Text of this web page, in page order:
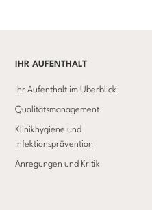
IHR AUFENTHALT
Ihr Aufenthalt im Überblick
Qualitätsmanagement
Klinikhygiene und
Infektionsprävention
Anregungen und Kritik